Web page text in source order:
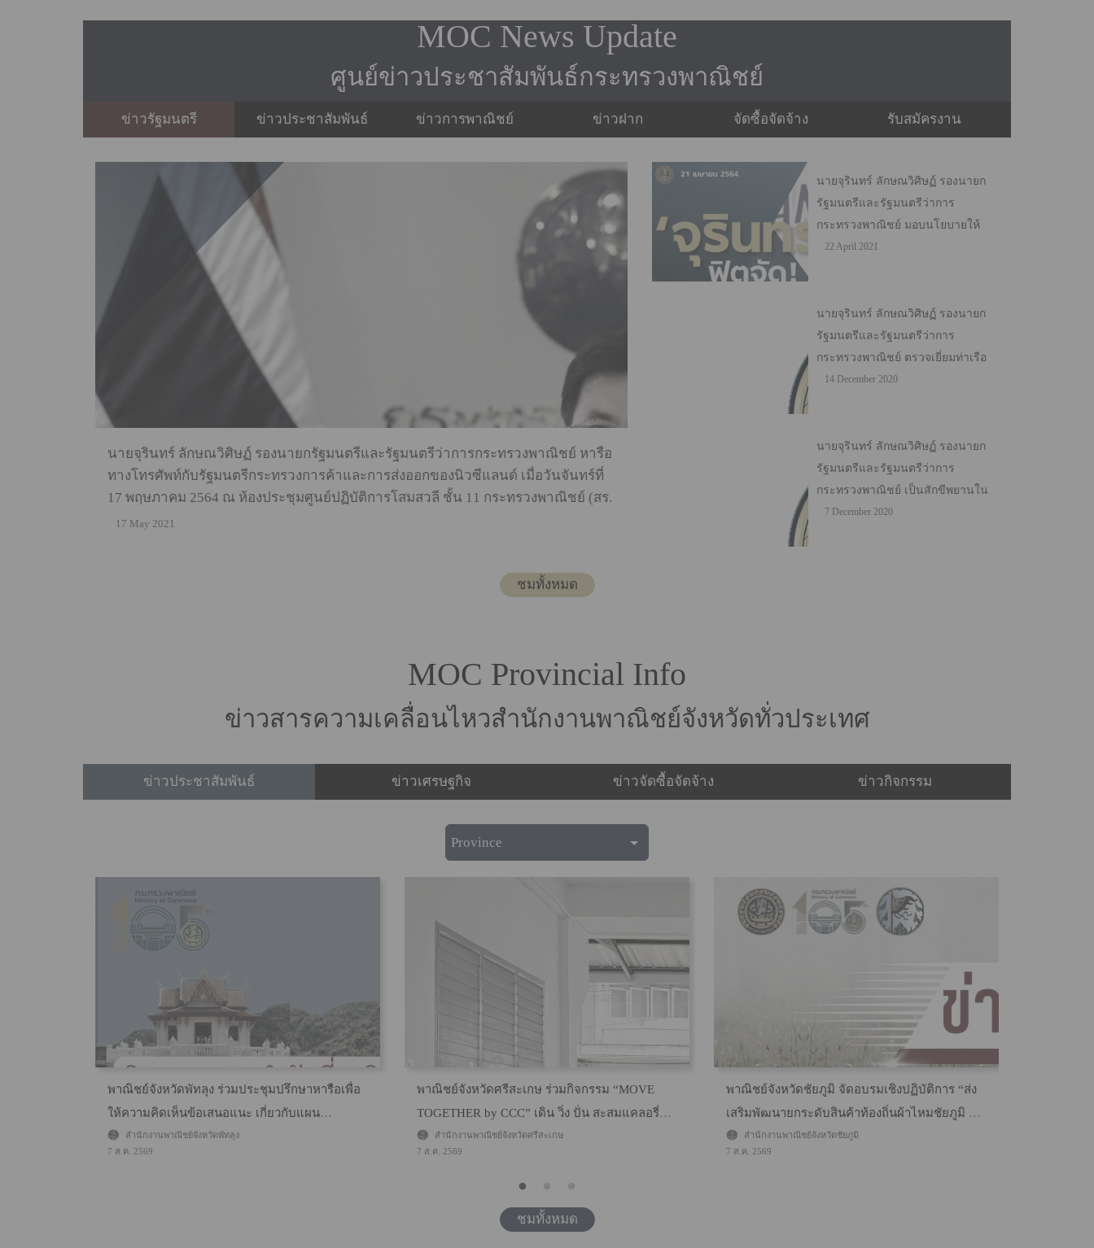
MOC News Update
ศูนย์ข่าวประชาสัมพันธ์กระทรวงพาณิชย์
ข่าวรัฐมนตรี ข่าวประชาสัมพันธ์ ข่าวการพาณิชย์ ข่าวฝาก จัดซื้อจัดจ้าง รับสมัครงาน
นายจุรินทร์ ลักษณวิศิษฏ์ รองนายกรัฐมนตรีและรัฐมนตรีว่าการกระทรวงพาณิชย์ หารือ
ทางโทรศัพท์กับรัฐมนตรีกระทรวงการค้าและการส่งออกของนิวซีแลนด์ เมื่อวันจันทร์ที่
17 พฤษภาคม 2564 ณ ห้องประชุมศูนย์ปฏิบัติการโสมสวลี ชั้น 11 กระทรวงพาณิชย์ (สร.
17 พ.ค. 64)
17 May 2021
นายจุรินทร์ ลักษณวิศิษฏ์ รองนายก
รัฐมนตรีและรัฐมนตรีว่าการ
กระทรวงพาณิชย์ มอบนโยบายให้
กับทีม Salesman จังหวัดในรูปแบบ
การยุคใหม่ กรมส่งเสริมการค้าฯ
รัชดาภิเษก (สร. 22 มี.ค. 64)
22 April 2021
นายจุรินทร์ ลักษณวิศิษฏ์ รองนายก
รัฐมนตรีและรัฐมนตรีว่าการ
กระทรวงพาณิชย์ ตรวจเยี่ยมท่าเรือ
คลองเตย กรุงเทพฯ และประชุม
ระวางเรือที่สูงขึ้น เมื่อวันจันทร์ที่ 14
ธันวาคม 2563 ณ ท่าเรือคลองเตย
(สร.7 ธ.ค. 63)
14 December 2020
นายจุรินทร์ ลักษณวิศิษฏ์ รองนายก
รัฐมนตรีและรัฐมนตรีว่าการ
กระทรวงพาณิชย์ เป็นสักขีพยานใน
พิธีลงนามบันทึกข้อตกลงความร่วม
7 December 2020
ชมทั้งหมด
MOC Provincial Info
ข่าวสารความเคลื่อนไหวสำนักงานพาณิชย์จังหวัดทั่วประเทศ
ข่าวประชาสัมพันธ์ ข่าวเศรษฐกิจ ข่าวจัดซื้อจัดจ้าง ข่าวกิจกรรม
พาณิชย์จังหวัดพัทลุง ร่วมประชุมปรึกษาหารือเพื่อ
ให้ความคิดเห็นข้อเสนอแนะ เกี่ยวกับแผน
พัฒนาการเกษตรและสหกรณ์จังหวัดพัทลุง ระยะ 5
สำนักงานพาณิชย์จังหวัดพัทลุง
7 ส.ค. 2569
พาณิชย์จังหวัดศรีสะเกษ ร่วมกิจกรรม “MOVE
TOGETHER by CCC” เดิน วิ่ง ปั่น สะสมแคลอรี่
จังหวัดศรีสะเกษ
สำนักงานพาณิชย์จังหวัดศรีสะเกษ
7 ส.ค. 2569
พาณิชย์จังหวัดชัยภูมิ จัดอบรมเชิงปฏิบัติการ “ส่ง
เสริมพัฒนายกระดับสินค้าท้องถิ่นผ้าไหมชัยภูมิ สู่
สิ่งบ่งชี้ทางภูมิศาสตร์ (GI)” ประจำปีงบประมาณ
สำนักงานพาณิชย์จังหวัดชัยภูมิ
7 ส.ค. 2569
ชมทั้งหมด